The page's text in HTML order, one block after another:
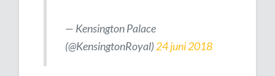
— Kensington Palace
(@KensingtonRoyal) 24 juni 2018